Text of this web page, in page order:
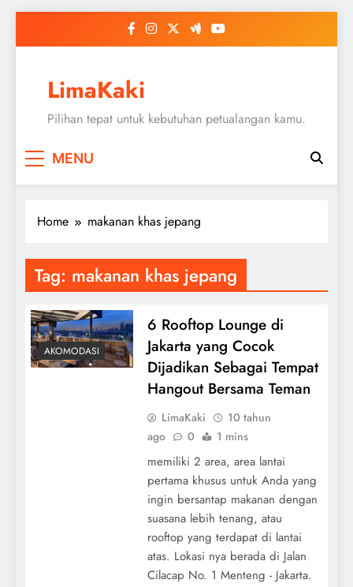
LimaKaki
Pilihan tepat untuk kebutuhan petualangan kamu.
MENU
Home makanan khas jepang
Tag: makanan khas jepang
AKOMODASI
6 Rooftop Lounge di
Jakarta yang Cocok
Dijadikan Sebagai Tempat
Hangout Bersama Teman
LimaKaki
10 tahun
ago
0 1 mins
memiliki 2 area, area lantai
pertama khusus untuk Anda yang
ingin bersantap makanan dengan
suasana lebih tenang, atau
rooftop yang terdapat di lantai
atas. Lokasi nya berada di Jalan
Cilacap No. 1 Menteng - Jakarta.